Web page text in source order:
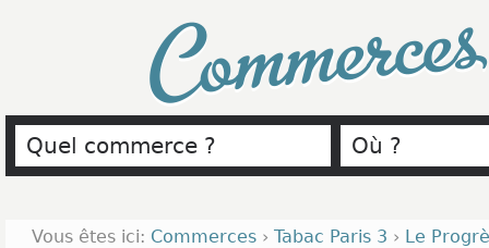
Vous êtes ici: Commerces › Tabac Paris 3 › Le